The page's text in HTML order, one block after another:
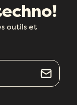
outils et